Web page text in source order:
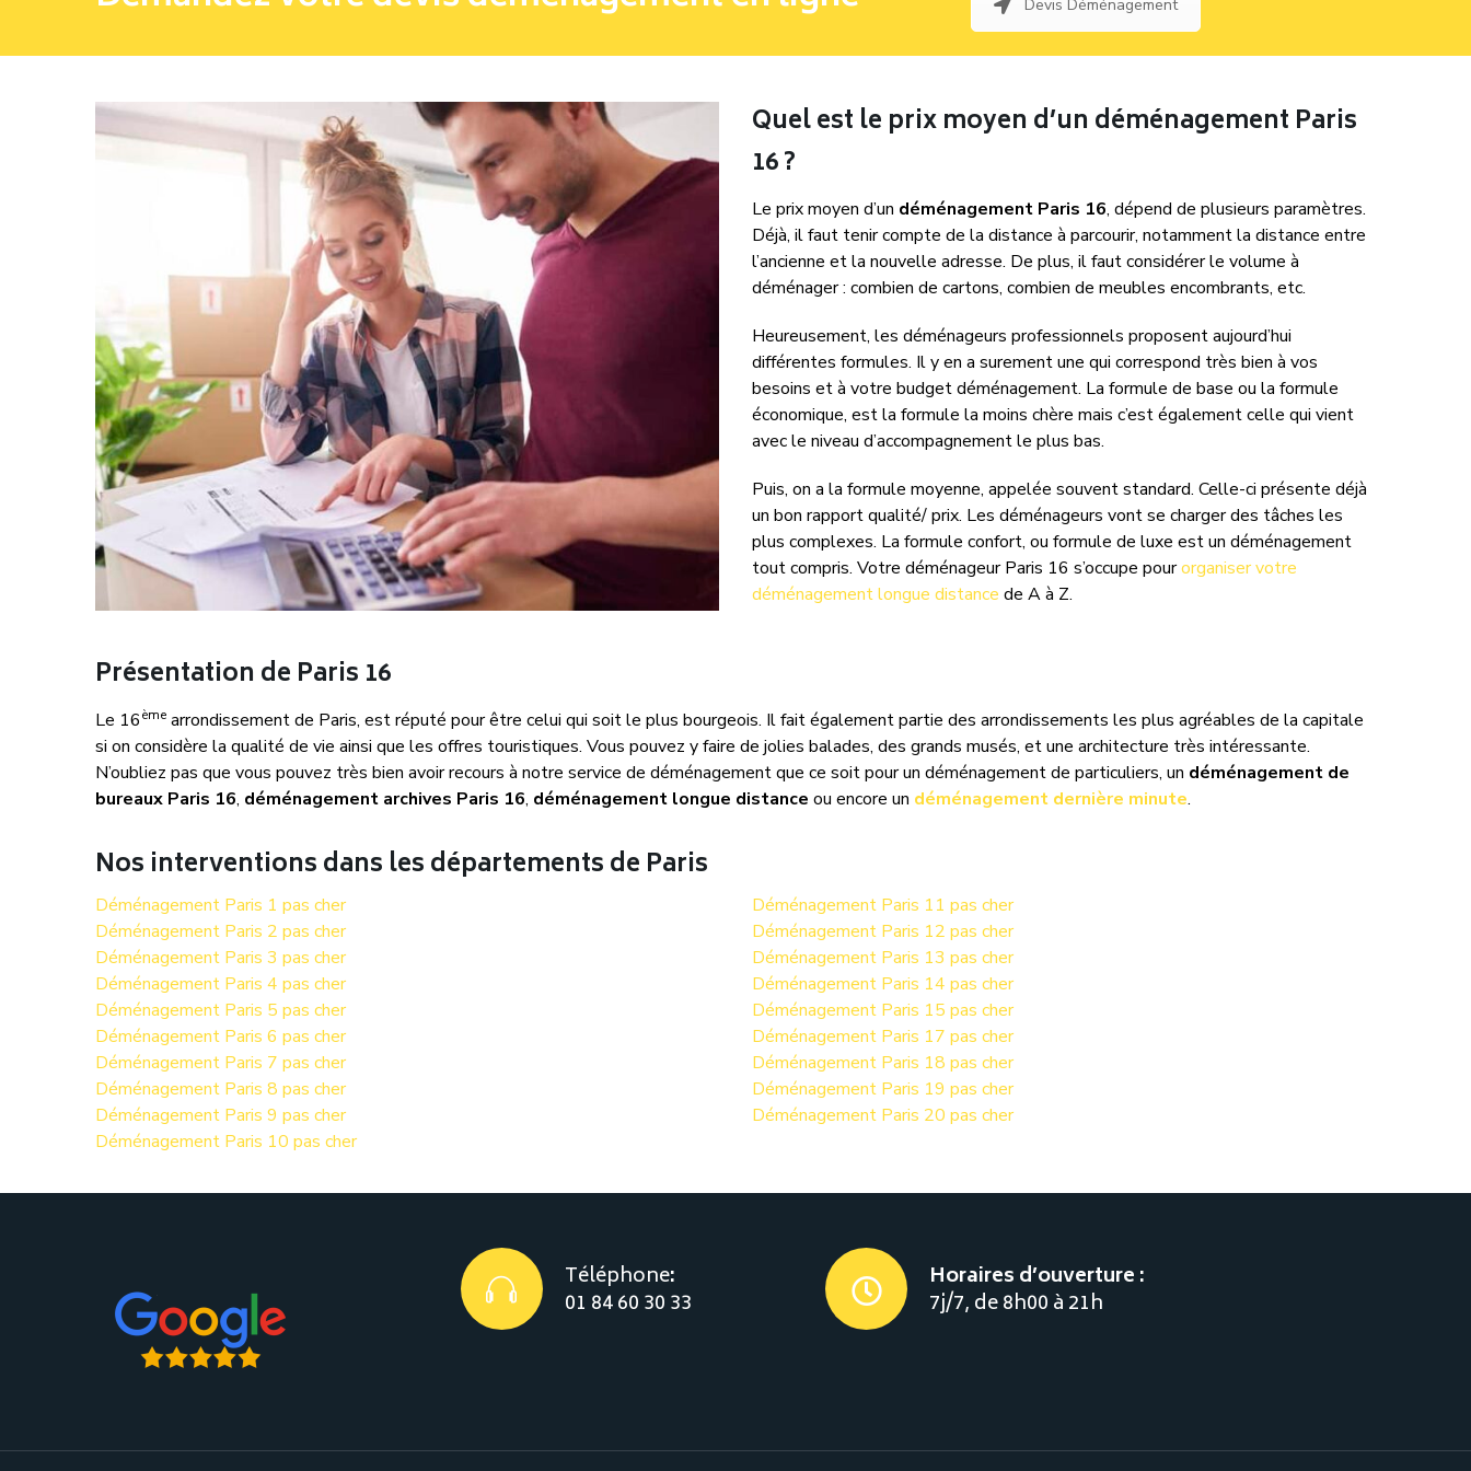
Devis Déménagement
Quel est le prix moyen d’un déménagement Paris
16 ?
Le prix moyen d’un déménagement Paris 16, dépend de plusieurs paramètres.
Déjà, il faut tenir compte de la distance à parcourir, notamment la distance entre
l’ancienne et la nouvelle adresse. De plus, il faut considérer le volume à
déménager : combien de cartons, combien de meubles encombrants, etc.
Heureusement, les déménageurs professionnels proposent aujourd’hui
différentes formules. Il y en a surement une qui correspond très bien à vos
besoins et à votre budget déménagement. La formule de base ou la formule
économique, est la formule la moins chère mais c’est également celle qui vient
avec le niveau d’accompagnement le plus bas.
Puis, on a la formule moyenne, appelée souvent standard. Celle-ci présente déjà
un bon rapport qualité/ prix. Les déménageurs vont se charger des tâches les
plus complexes. La formule confort, ou formule de luxe est un déménagement
tout compris. Votre déménageur Paris 16 s’occupe pourorganiser votre
déménagement longue distance de A à Z.
Présentation de Paris 16
Le 16ème arrondissement de Paris, est réputé pour être celui qui soit le plus bourgeois. Il fait également partie des arrondissements les plus agréables de la capitale
si on considère la qualité de vie ainsi que les offres touristiques. Vous pouvez y faire de jolies balades, des grands musés, et une architecture très intéressante.
N’oubliez pas que vous pouvez très bien avoir recours à notre service de déménagement que ce soit pour un déménagement de particuliers, un déménagement de
bureaux Paris 16, déménagement archives Paris 16, déménagement longue distance ou encore un déménagement dernière minute.
Nos interventions dans les départements de Paris
Déménagement Paris 1 pas cher
Déménagement Paris 2 pas cher
Déménagement Paris 3 pas cher
Déménagement Paris 4 pas cher
Déménagement Paris 5 pas cher
Déménagement Paris 6 pas cher
Déménagement Paris 7 pas cher
Déménagement Paris 8 pas cher
Déménagement Paris 9 pas cher
Déménagement Paris 10 pas cher
Déménagement Paris 11 pas cher
Déménagement Paris 12 pas cher
Déménagement Paris 13 pas cher
Déménagement Paris 14 pas cher
Déménagement Paris 15 pas cher
Déménagement Paris 17 pas cher
Déménagement Paris 18 pas cher
Déménagement Paris 19 pas cher
Déménagement Paris 20 pas cher
Téléphone:
01 84 60 30 33
Horaires d’ouverture :
7j/7, de 8h00 à 21h